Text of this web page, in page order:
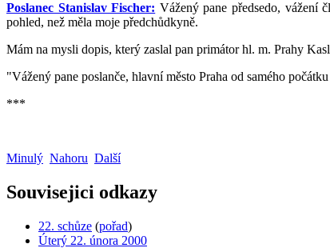
Poslanec Stanislav Fischer: Vážený pane předsedo, vážení
pohled, než měla moje předchůdkyně.
Mám na mysli dopis, který zaslal pan primátor hl. m. Prahy
"Vážený pane poslanče, hlavní město Praha od samého
***
Minulý Nahoru Další
Souvisejici odkazy
22. schůze (pořad)
Úterý 22. února 2000